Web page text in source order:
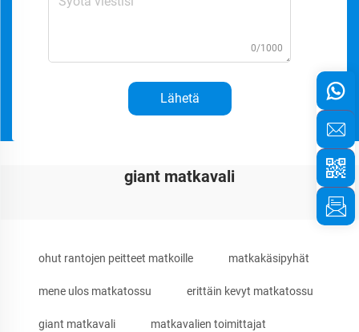
0/1000
Lähetä
giant matkavali
ohut rantojen peitteet matkoille matkakäsipyhät
mene ulos matkatossu erittäin kevyt matkatossu
giant matkavali matkavalien toimittajat